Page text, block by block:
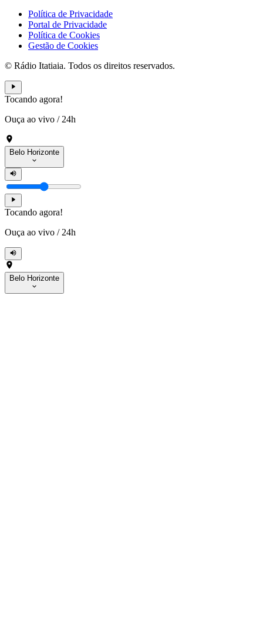
Política de Privacidade
Portal de Privacidade
Política de Cookies
Gestão de Cookies
© Rádio Itatiaia. Todos os direitos reservados.
Tocando agora!
Ouça ao vivo / 24h
Belo Horizonte
Tocando agora!
Ouça ao vivo / 24h
Belo Horizonte